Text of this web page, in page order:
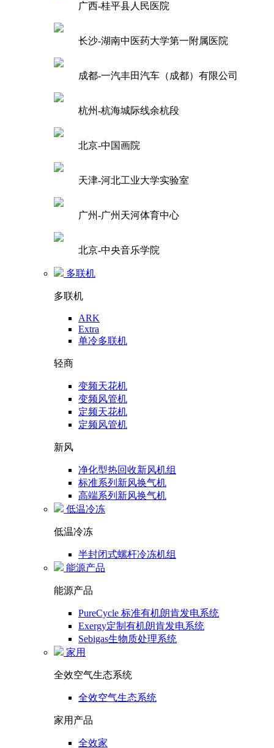
广西-桂平县人民医院
长沙-湖南中医药大学第一附属医院
成都-一汽丰田汽车（成都）有限公司
杭州-杭海城际线余杭段
北京-中国画院
天津-河北工业大学实验室
广州-广州天河体育中心
北京-中央音乐学院
多联机
多联机
ARK
Extra
单冷多联机
轻商
变频天花机
变频风管机
定频天花机
定频风管机
新风
净化型热回收新风机组
标准系列新风换气机
高端系列新风换气机
低温冷冻
低温冷冻
半封闭式螺杆冷冻机组
能源产品
能源产品
PureCycle 标准有机朗肯发电系统
Exergy定制有机朗肯发电系统
Sebigas生物质处理系统
家用
全效空气生态系统
全效空气生态系统
家用产品
全效家